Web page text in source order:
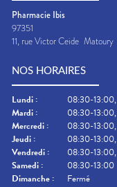
Pharmacie Ibis
97351
11, rue Victor Ceide Matoury
NOS HORAIRES
Lundi :
08:30-
Mardi :
08:30-
Mercredi :
08:30-
Jeudi :
08:30-
Vendredi :
08:30-
Samedi :
08:30-13:00
Dimanche : Fermé